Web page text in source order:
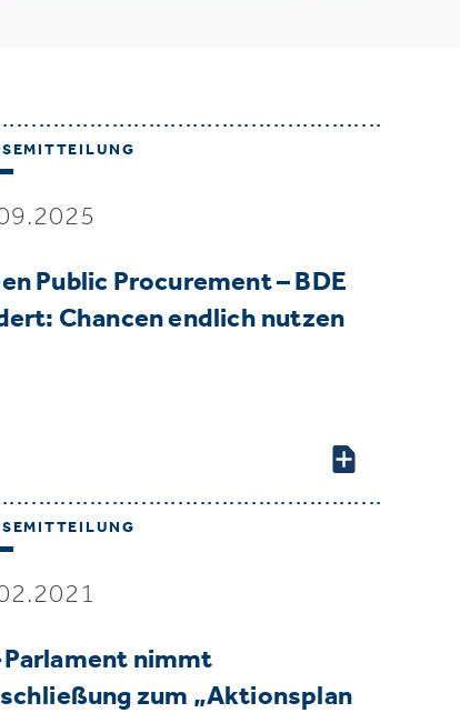
Public Procurement – BDE
Chancen endlich nutzen
nimmt
zum „Aktionsplan